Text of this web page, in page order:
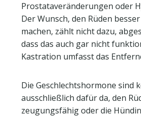
Prostataveränderungen oder
Der Wunsch, den Rüden
machen, zählt nicht dazu,
dass das auch gar nicht
Kastration umfasst das
Die Geschlechtshormone sind
ausschließlich dafür da, den
zeugungsfähig oder die Hündin